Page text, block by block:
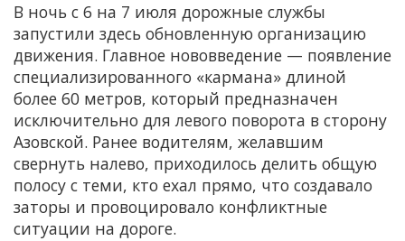
В ночь с 6 на 7 июля дорожные службы
запустили здесь обновленную организацию
движения. Главное нововведение — появление
специализированного «кармана» длиной
более 60 метров, который предназначен
исключительно для левого поворота в сторону
Азовской. Ранее водителям, желавшим
свернуть налево, приходилось делить общую
полосу с теми, кто ехал прямо, что создавало
заторы и провоцировало конфликтные
ситуации на дороге.